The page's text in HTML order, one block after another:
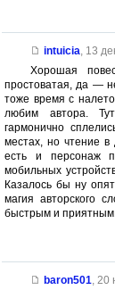
intuicia, 13
Хорошая
простоватая, да —
тоже время с
любим автора.
гармонично
местах, но чтение
есть и персонаж
мобильных
Казалось бы ну
магия авторского
быстрым и
baron501, 20